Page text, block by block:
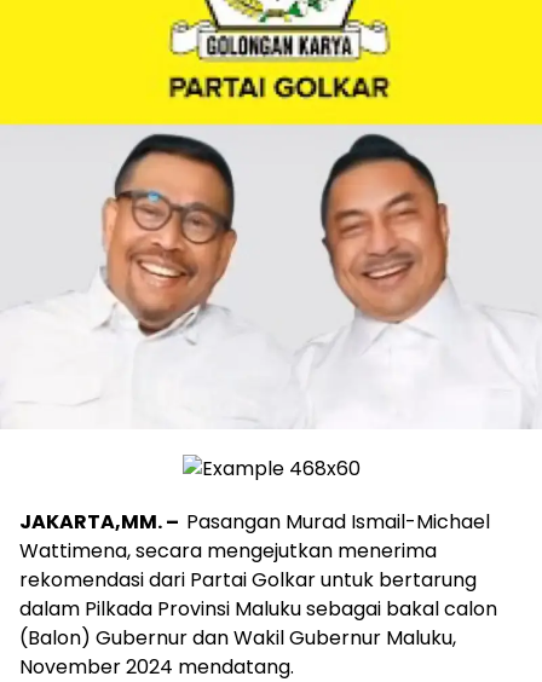
JAKARTA,MM. – Pasangan Murad Ismail-Michael
Wattimena, secara mengejutkan menerima
rekomendasi dari Partai Golkar untuk bertarung
dalam Pilkada Provinsi Maluku sebagai bakal calon
(Balon) Gubernur dan Wakil Gubernur Maluku,
November 2024 mendatang.